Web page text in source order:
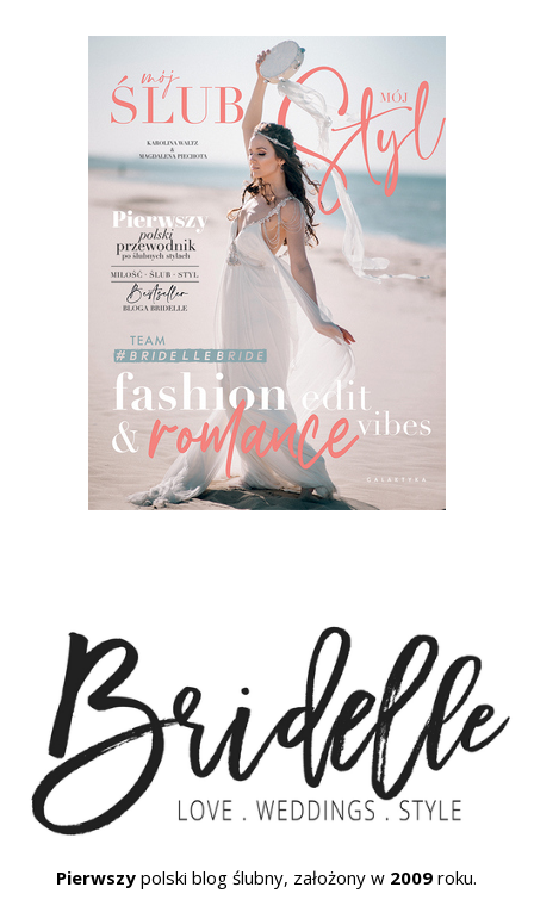
Pierwszy polski blog ślubny, założony w 2009 roku.